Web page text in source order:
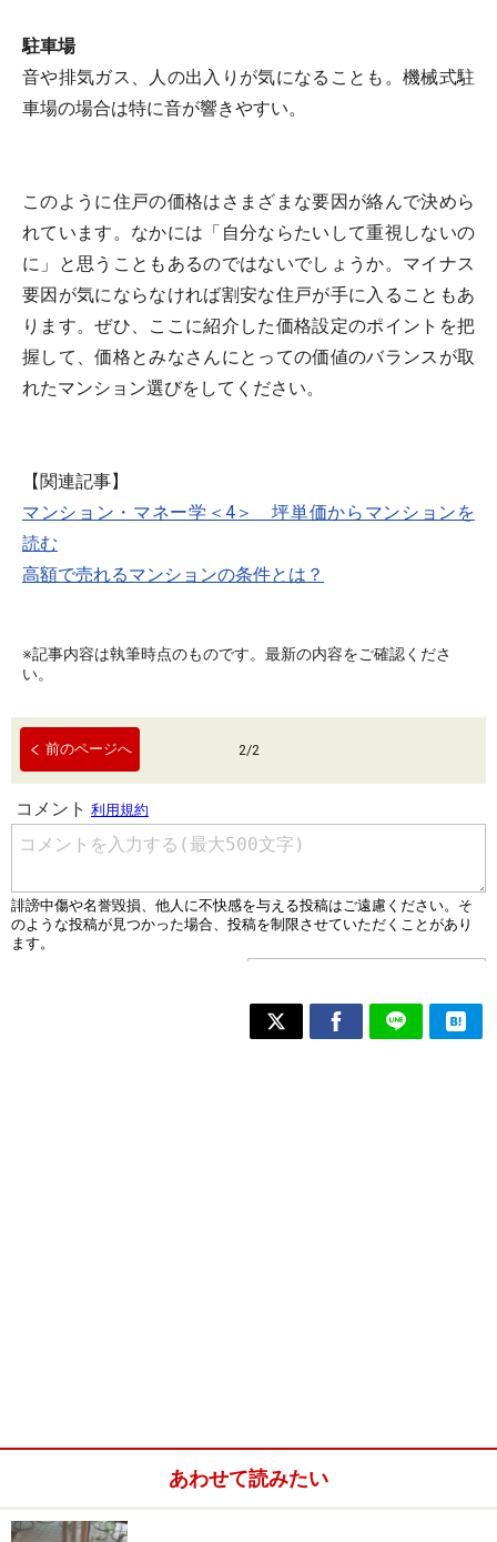
駐車場
音や排気ガス、人の出入りが気になることも。機械式駐
車場の場合は特に音が響きやすい。
このように住戸の価格はさまざまな要因が絡んで決めら
れています。なかには「自分ならたいして重視しないの
に」と思うこともあるのではないでしょうか。マイナス
要因が気にならなければ割安な住戸が手に入ることもあ
ります。ぜひ、ここに紹介した価格設定のポイントを把
握して、価格とみなさんにとっての価値のバランスが取
れたマンション選びをしてください。
【関連記事】
マンション・マネー学＜4＞ 坪単価からマンションを
読む
高額で売れるマンションの条件とは？
※記事内容は執筆時点のものです。最新の内容をご確認くださ
い。
前のページへ 2/2
あわせて読みたい